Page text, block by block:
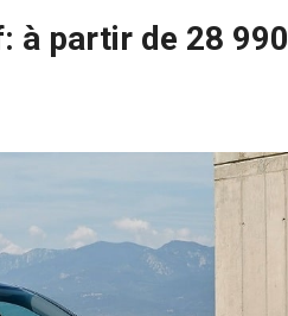
à partir de 28 990